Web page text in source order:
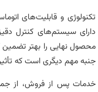
تکنولوژی و قابلیت‌های
دارای سیستم‌های کنترل
محصول نهایی را بهتر تضمین
جنبه مهم دیگری است که
خدمات پس از فروش، از